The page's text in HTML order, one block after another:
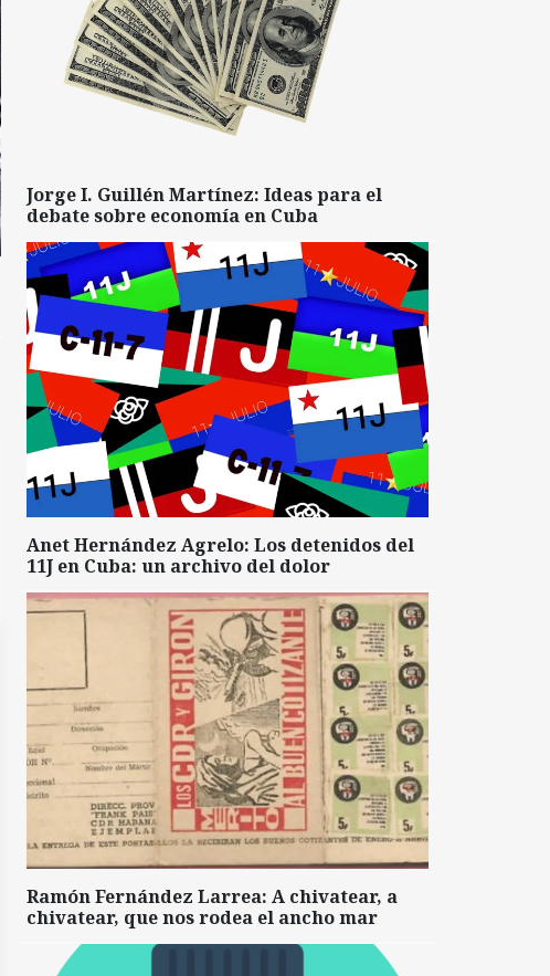
Jorge I. Guillén Martínez: Ideas para el
debate sobre economía en Cuba
Anet Hernández Agrelo: Los detenidos del
11J en Cuba: un archivo del dolor
Ramón Fernández Larrea: A chivatear, a
chivatear, que nos rodea el ancho mar